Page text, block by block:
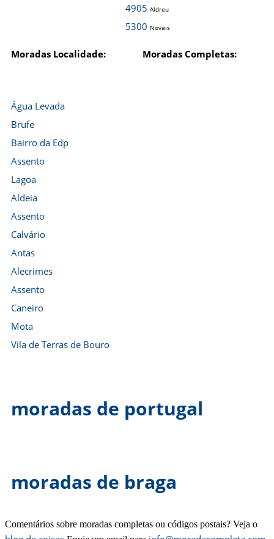
4905 Aldreu
5300 Novais
Moradas Localidade: Moradas Completas:
Água Levada
Brufe
Bairro da Edp
Assento
Lagoa
Aldeia
Assento
Calvário
Antas
Alecrimes
Assento
Caneiro
Mota
Vila de Terras de Bouro
moradas de portugal
moradas de braga
Comentários sobre moradas completas ou códigos postais? Veja o